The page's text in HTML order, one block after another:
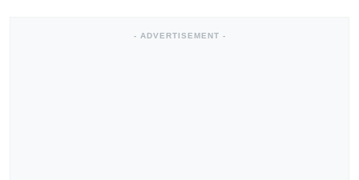
- ADVERTISEMENT -